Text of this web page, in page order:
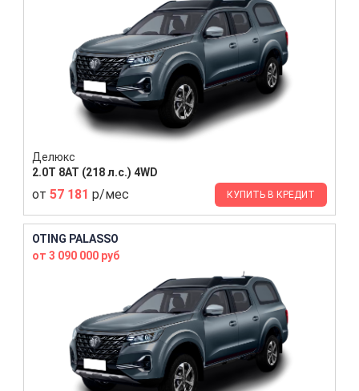
Делюкс
2.0T 8AT (218 л.с.) 4WD
от 57 181 р/мес КУПИТЬ В КРЕДИТ
OTING PALASSO
от 3 090 000 руб